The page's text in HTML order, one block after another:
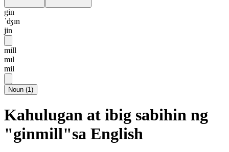
gin
ˈʤɪn
jin
mill
mɪl
mil
Noun (1)
Kahulugan at ibig sabihin ng
"ginmill"sa English